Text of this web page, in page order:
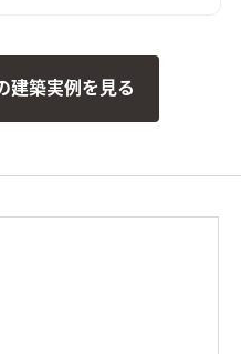
建築実例を見る